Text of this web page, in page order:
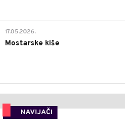
17.05.2026.
Mostarske kiše
NAVIJAČI